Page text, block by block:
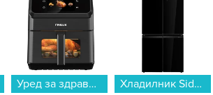
Уред за здравословно готвене Finlux BOHEME... Хладилник Side-by-Side Toshiba GR-RF677WI-PGJ(22) , 515 l, E , No Frost , Черен...